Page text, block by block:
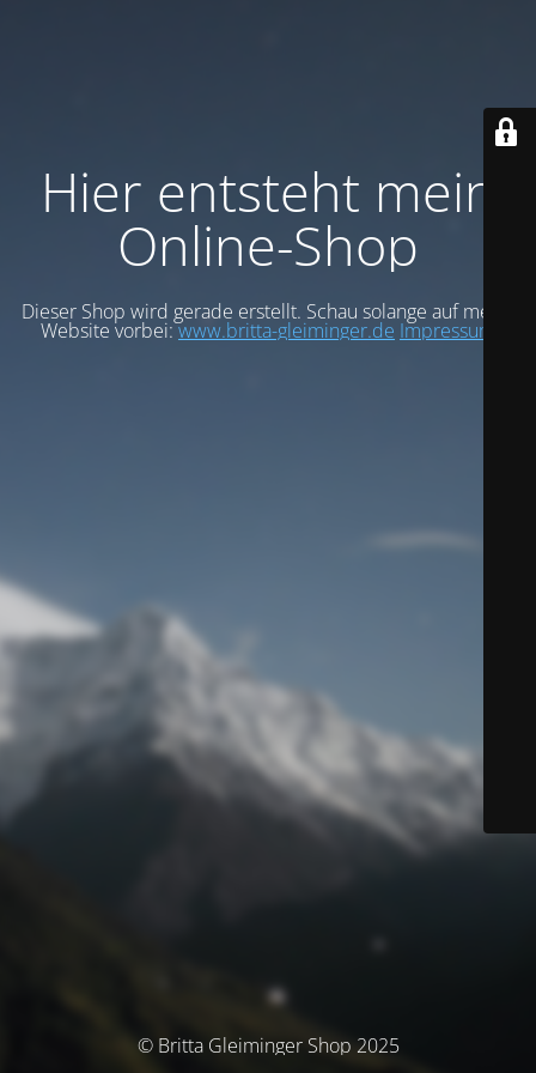
Hier entsteht mein
Online-Shop
Dieser Shop wird gerade erstellt. Schau solange auf meiner
Website vorbei:www.britta-gleiminger.de Impressum
© Britta Gleiminger Shop 2025